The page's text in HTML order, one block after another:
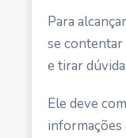
Para
se
e tirar
Ele deve